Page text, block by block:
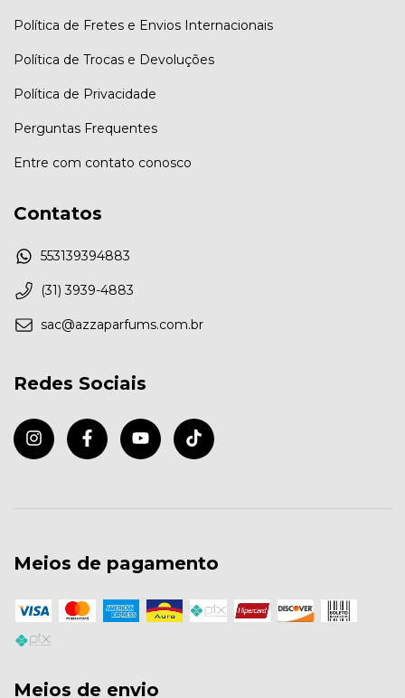
Política de Fretes e Envios Internacionais
Política de Trocas e Devoluções
Política de Privacidade
Perguntas Frequentes
Entre com contato conosco
Contatos
553139394883
(31) 3939-4883
sac@azzaparfums.com.br
Redes Sociais
Meios de pagamento
Meios de envio